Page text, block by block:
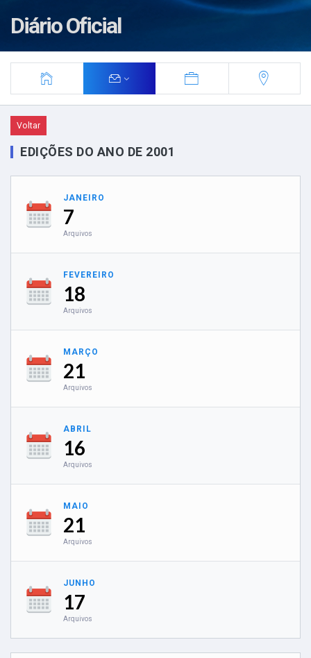
Diário Oficial
Voltar
EDIÇÕES DO ANO DE 2001
JANEIRO
7
Arquivos
FEVEREIRO
18
Arquivos
MARÇO
21
Arquivos
ABRIL
16
Arquivos
MAIO
21
Arquivos
JUNHO
17
Arquivos